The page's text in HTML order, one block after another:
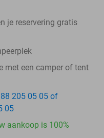
je reservering gratis
met een camper of tent
205 05 05 of
05
aankoop is 100%